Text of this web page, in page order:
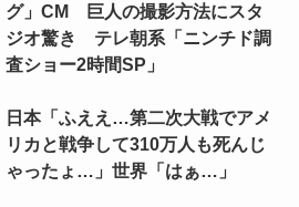
グ」CM 巨人の撮影方法にスタ
ジオ驚き テレ朝系「ニンチド調
査ショー2時間SP」
日本「ふええ…第二次大戦でアメ
リカと戦争して310万人も死んじ
ゃったょ…」世界「はぁ…」